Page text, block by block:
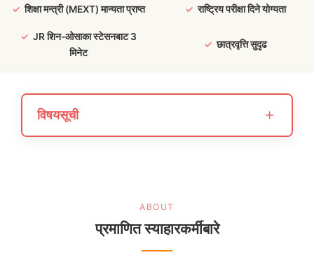
शिक्षा मन्त्री (MEXT) मान्यता प्राप्त राष्ट्रिय परीक्षा दिने योग्यता
JR शिन-ओसाका स्टेसनबाट 3
मिनेट
छात्रवृत्ति सुदृढ
विषयसूची ＋
ABOUT
प्रमाणित स्याहारकर्मीबारे